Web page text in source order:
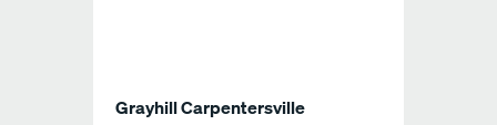
Grayhill Carpentersville